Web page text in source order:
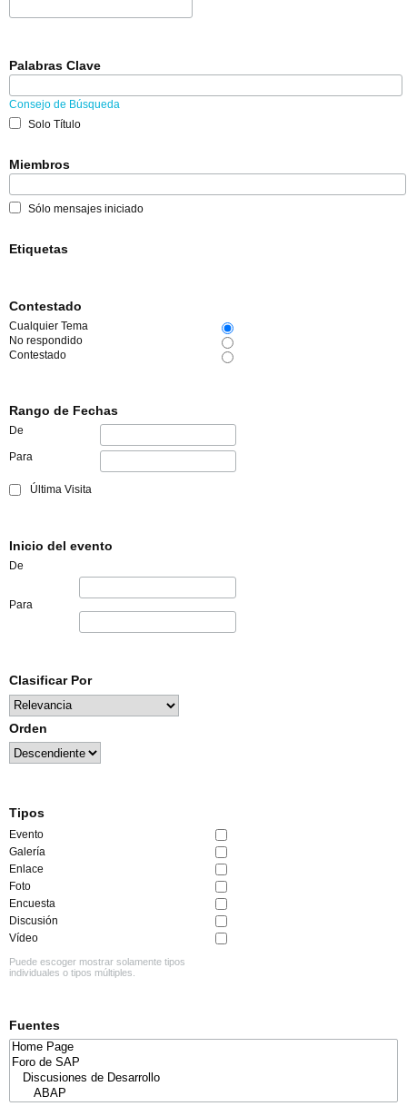
Palabras Clave
Consejo de Búsqueda
Solo Título
Miembros
Sólo mensajes iniciado
Etiquetas
Contestado
Cualquier Tema
No respondido
Contestado
Rango de Fechas
De
Para
Última Visita
Inicio del evento
De
Para
Clasificar Por
Orden
Tipos
Evento
Galería
Enlace
Foto
Encuesta
Discusión
Vídeo
Puede escoger mostrar solamente tipos
individuales o tipos múltiples.
Fuentes